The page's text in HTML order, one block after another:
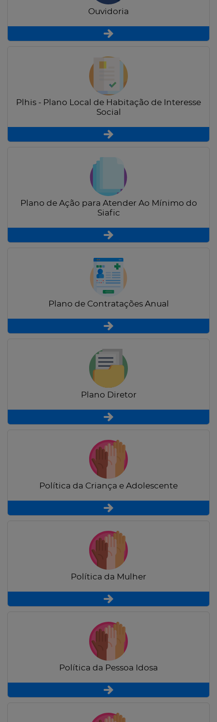
Ouvidoria
Plhis - Plano Local de Habitação de Interesse
Social
Plano de Ação para Atender Ao Mínimo do
Siafic
Plano de Contratações Anual
Plano Diretor
Política da Criança e Adolescente
Política da Mulher
Política da Pessoa Idosa